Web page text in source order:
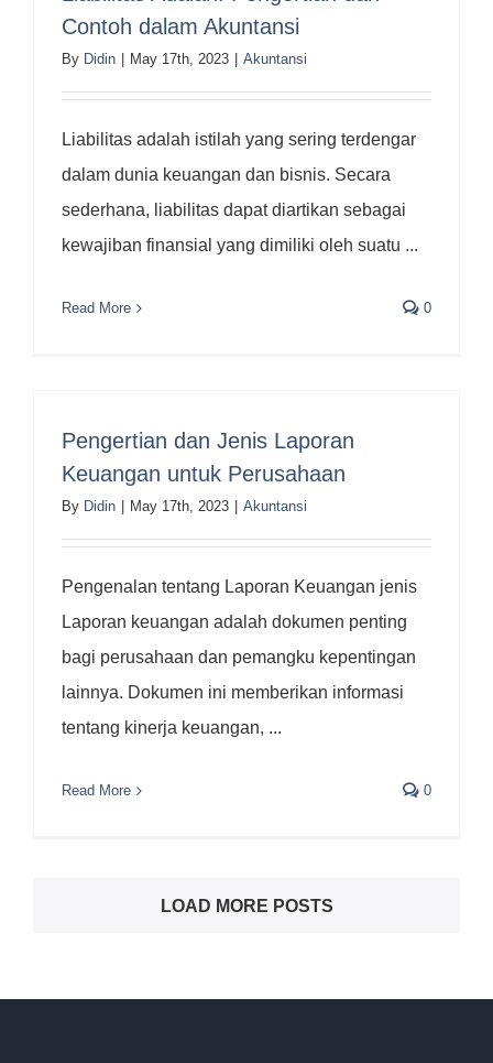
Contoh dalam Akuntansi
By Didin May 17th, 2023 Akuntansi
Liabilitas adalah istilah yang sering terdengar
dalam dunia keuangan dan bisnis. Secara
sederhana, liabilitas dapat diartikan sebagai
kewajiban finansial yang dimiliki oleh suatu ...
Read More 0
Pengertian dan Jenis Laporan
Keuangan untuk Perusahaan
By Didin May 17th, 2023 Akuntansi
Pengenalan tentang Laporan Keuangan jenis
Laporan keuangan adalah dokumen penting
bagi perusahaan dan pemangku kepentingan
lainnya. Dokumen ini memberikan informasi
tentang kinerja keuangan, ...
Read More 0
LOAD MORE POSTS